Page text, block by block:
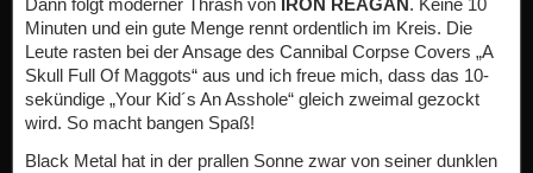
Dann folgt moderner Thrash von IRON REAGAN . Keine 10
Minuten und ein gute Menge rennt ordentlich im Kreis. Die
Leute rasten bei der Ansage des Cannibal Corpse Covers „A
Skull Full Of Maggots“ aus und ich freue mich, dass das 10-
sekündige „Your Kid´s An Asshole“ gleich zweimal gezockt
wird. So macht bangen Spaß!
Black Metal hat in der prallen Sonne zwar von seiner dunklen